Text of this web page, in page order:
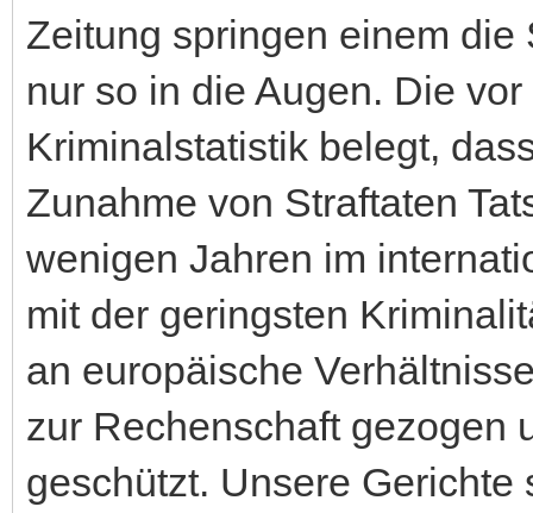
Zeitung springen einem
nur so in die Augen. Die
Kriminalstatistik belegt,
Zunahme von Straftaten
wenigen Jahren im
mit der geringsten
an europäische
zur Rechenschaft gezogen
geschützt. Unsere